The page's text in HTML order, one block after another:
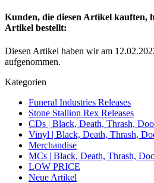
Kunden, die diesen Artikel kauften,
Artikel bestellt:
Diesen Artikel haben wir am
aufgenommen.
Kategorien
Funeral Industries Releases
Stone Stallion Rex Releases
CDs | Black, Death, Thrash,
Vinyl | Black, Death, Thrash,
Merchandise
MCs | Black, Death, Thrash,
LOW PRICE
Neue Artikel